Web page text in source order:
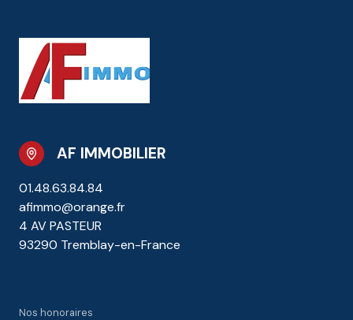
AF IMMOBILIER
01.48.63.84.84
afimmo@orange.fr
4 AV PASTEUR
93290 Tremblay-en-France
Nos honoraires